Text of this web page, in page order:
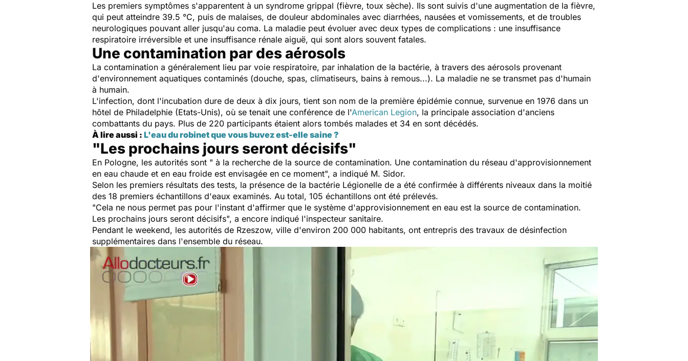
Les premiers symptômes s'apparentent à un syndrome grippal (fièvre, toux sèche). Ils sont suivis d'une augmentation de la fièvre,
qui peut atteindre 39.5 °C, puis de malaises, de douleur abdominales avec diarrhées, nausées et vomissements, et de troubles
neurologiques pouvant aller jusqu'au coma. La maladie peut évoluer avec deux types de complications : une insuffisance
respiratoire irréversible et une insuffisance rénale aiguë, qui sont alors souvent fatales.
Une contamination par des aérosols
La contamination a généralement lieu par voie respiratoire, par inhalation de la bactérie, à travers des aérosols provenant
d'environnement aquatiques contaminés (douche, spas, climatiseurs, bains à remous...). La maladie ne se transmet pas d'humain
à humain.
L'infection, dont l'incubation dure de deux à dix jours, tient son nom de la première épidémie connue, survenue en 1976 dans un
hôtel de Philadelphie (Etats-Unis), où se tenait une conférence de l'American Legion, la principale association d'anciens
combattants du pays. Plus de 220 participants étaient alors tombés malades et 34 en sont décédés.
À lire aussi : L'eau du robinet que vous buvez est-elle saine ?
"Les prochains jours seront décisifs"
En Pologne, les autorités sont " à la recherche de la source de contamination. Une contamination du réseau d'approvisionnement
en eau chaude et en eau froide est envisagée en ce moment", a indiqué M. Sidor.
Selon les premiers résultats des tests, la présence de la bactérie Légionelle de a été confirmée à différents niveaux dans la moitié
des 18 premiers échantillons d'eaux examinés. Au total, 105 échantillons ont été prélevés.
"Cela ne nous permet pas pour l'instant d'affirmer que le système d'approvisionnement en eau est la source de contamination.
Les prochains jours seront décisifs", a encore indiqué l'inspecteur sanitaire.
Pendant le weekend, les autorités de Rzeszow, ville d'environ 200 000 habitants, ont entrepris des travaux de désinfection
supplémentaires dans l'ensemble du réseau.